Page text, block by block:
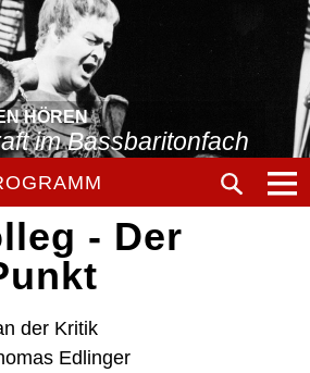
HÖREN
im Bassbaritonfach
- Der
der Kritik
Edlinger